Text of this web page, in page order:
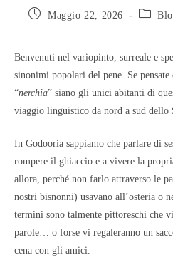
Maggio 22, 2026
Benvenuti nel variopinto, surreale e
sinonimi popolari del pene. Se pensate
“nerchia” siano gli unici abitanti di
viaggio linguistico da nord a sud dello
In Godooria sappiamo che parlare di
rompere il ghiaccio e a vivere la
allora, perché non farlo attraverso le
nostri bisnonni) usavano all’osteria o
termini sono talmente pittoreschi che
parole… o forse vi regaleranno un
cena con gli amici.